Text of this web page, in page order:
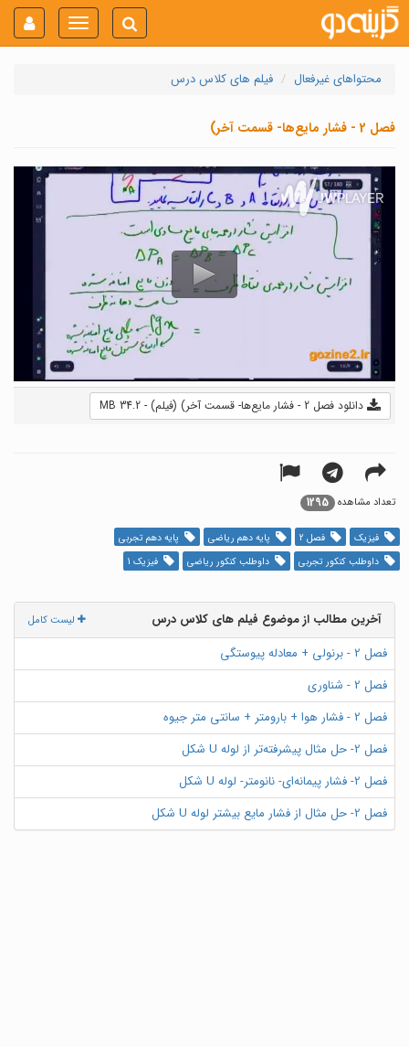
Toggle
navigation
محتواهای غیرفعال فیلم های کلاس درس
فصل 2 - فشار مایع‌ها- قسمت آخر)
دانلود فصل 2 - فشار مایع‌ها- قسمت آخر) (فیلم) - 34.2 MB
تعداد مشاهده 1295
فیزیک فصل 2 پایه دهم ریاضی
پایه دهم تجربی
داوطلب کنکور تجربی
داوطلب کنکور ریاضی فیزیک 1
لیست کامل
آخرین مطالب از موضوع فیلم های کلاس درس
فصل 2 - برنولی + معادله پیوستگی
فصل 2 - شناوری
فصل 2 - فشار هوا + بارومتر + سانتی متر جیوه
فصل 2- حل مثال پیشرفته‌تر از لوله U شکل
فصل 2- فشار پیمانه‌ای- نانومتر- لوله U شکل
فصل 2- حل مثال از فشار مایع بیشتر لوله U شکل